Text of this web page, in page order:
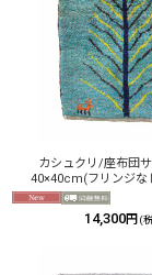
カシュクリ/座布団
40×40cm(フリンジな
14,300円 (